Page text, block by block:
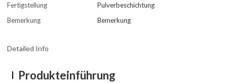
Fertigstellung
Pulverbeschichtung
Bemerkung
Bemerkung
Detailed Info
Produkteinführung